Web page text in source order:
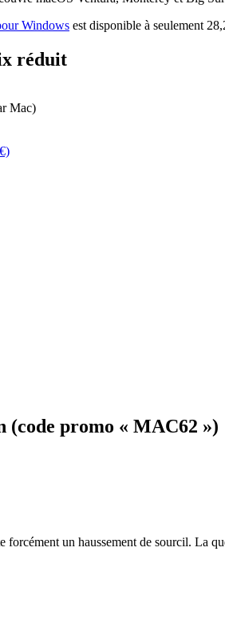
Windows est disponible à seulement
réduit
Mac)
(code promo « MAC62 »)
un haussement de sourcil. La